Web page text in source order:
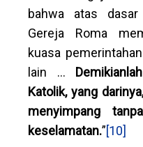
bahwa atas
Gereja Roma
kuasa
lain …
Katolik, yang
menyimpang
keselamatan.”[10]